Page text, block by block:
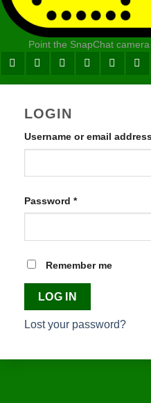
Point the SnapChat
LOGIN
Username or email
Password *Required
Remember me
LOG IN
Lost your password?